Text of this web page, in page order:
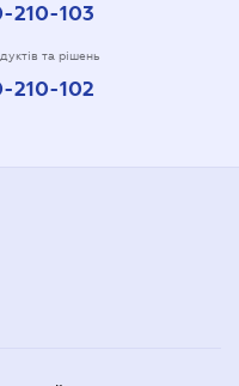
210-103
та рішень
210-102